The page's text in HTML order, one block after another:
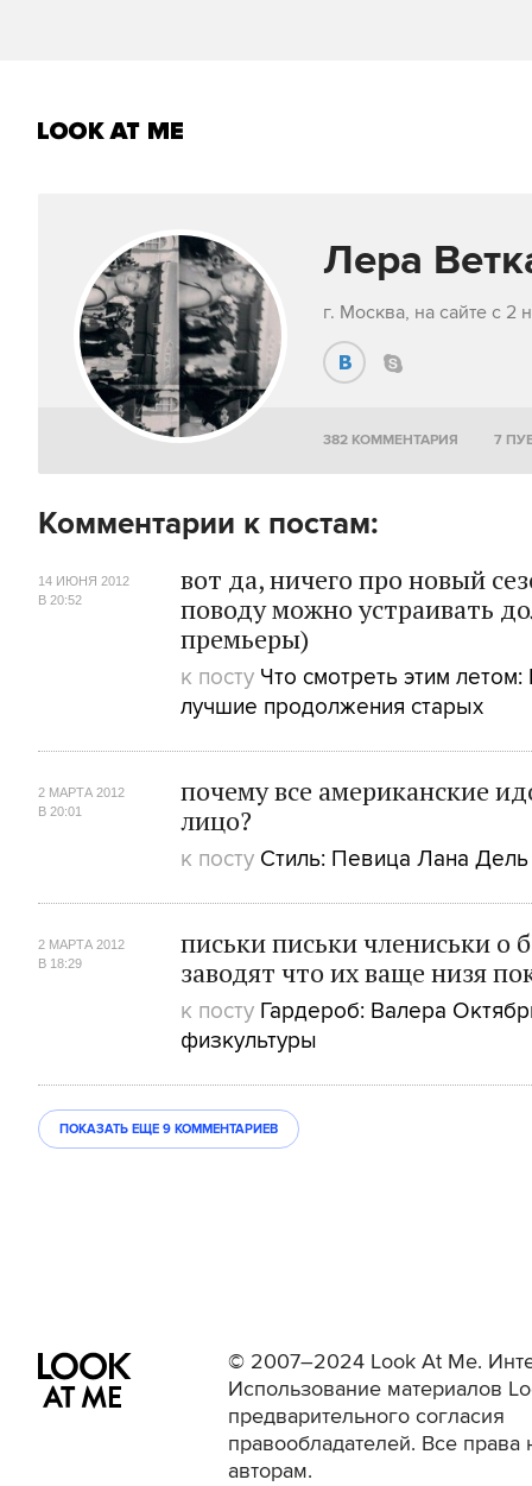
Лера
г. Москва, на сайте с 2
382 КОММЕНТАРИЯ 7
Комментарии к постам:
вот да, ничего про новый
поводу можно устраивать
премьеры)
14 ИЮНЯ 2012
В 20:52
к посту Что смотреть этим
лучшие продолжения старых
почему все американские
лицо?
2 МАРТА 2012
В 20:01
к посту Стиль: Певица Лана
письки письки члениськи о
заводят что их ваще низя
2 МАРТА 2012
В 18:29
к посту Гардероб: Валера
физкультуры
ПОКАЗАТЬ ЕЩЕ 9 КОММЕНТАРИЕВ
© 2007–2024 Look At Me.
Использование материалов
предварительного согласия
правообладателей. Все права
авторам.